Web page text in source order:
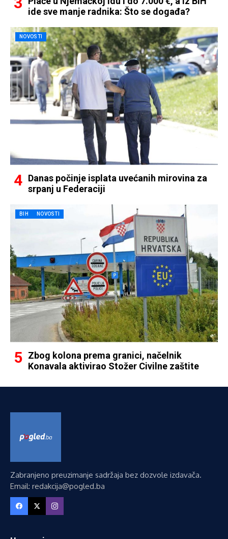
ide sve manje radnika: Što se događa?
NOVOSTI
Danas počinje isplata uvećanih mirovina za
srpanj u Federaciji
BIH NOVOSTI
Zbog kolona prema granici, načelnik
Konavala aktivirao Stožer Civilne zaštite
Zabranjeno preuzimanje sadržaja bez dozvole izdavača.
Email: redakcija@pogled.ba